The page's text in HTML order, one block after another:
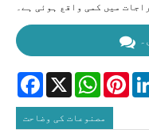
میں کمی واقع ہوئی ہے۔
Facebook
X WhatsApp
مصنوعات کی وضاحت